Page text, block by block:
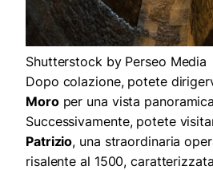
Shutterstock by Perseo Media
Dopo colazione, potete
Moroper una vista
Successivamente, potete
Patrizio, una straordinaria
risalente al 1500,